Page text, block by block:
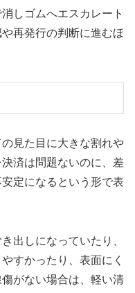
しゴムへエスカレート
再発行の判断に進むほ
見た目に大きな割れや
済は問題ないのに、差
定になるという形で表
出しになっていたり、
すかったり、表面にく
がない場合は、軽い清